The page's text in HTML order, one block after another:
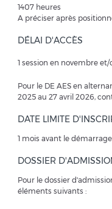
1407 heures
A préciser après
DÉLAI D'ACCÈS
1 session en novembre et/
Pour le DE AES en
2025 au 27 avril 2026,
DATE LIMITE
1 mois avant le
DOSSIER
Pour le dossier
éléments suivants :